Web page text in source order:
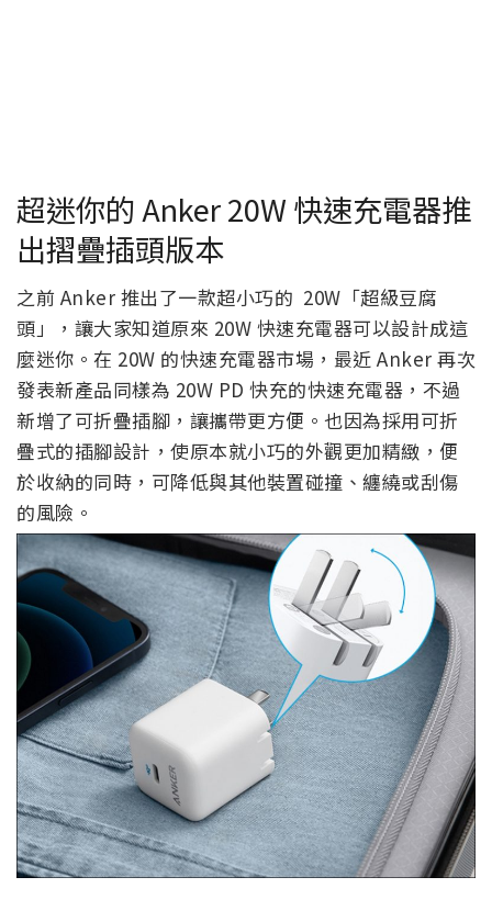
超迷你的 Anker 20W 快速充電器推
出摺疊插頭版本
之前 Anker 推出了一款超小巧的 20W「超級豆腐
頭」，讓大家知道原來 20W 快速充電器可以設計成這
麼迷你。在 20W 的快速充電器市場，最近 Anker 再次
發表新產品同樣為 20W PD 快充的快速充電器，不過
新增了可折疊插腳，讓攜帶更方便。也因為採用可折
疊式的插腳設計，使原本就小巧的外觀更加精緻，便
於收納的同時，可降低與其他裝置碰撞、纏繞或刮傷
的風險。